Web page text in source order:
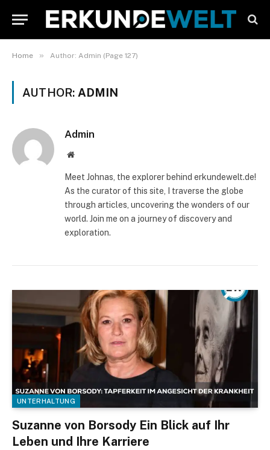
Home » Author: Admin (Page 127)
AUTHOR: ADMIN
Admin
Website
Meet Johnas, the explorer behind erkundewelt.de!
As the curator of this site, I traverse the globe
through articles, uncovering the wonders of our
world. Join me on a journey of discovery and
exploration.
UNTERHALTUNG
Suzanne von Borsody Ein Blick auf Ihr
Leben und Ihre Karriere